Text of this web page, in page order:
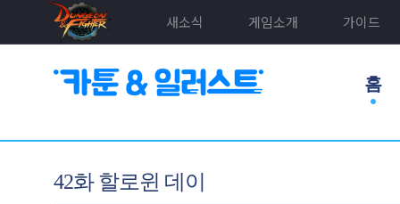
새소식 게임소개 가이드
홈
42화 할로윈 데이